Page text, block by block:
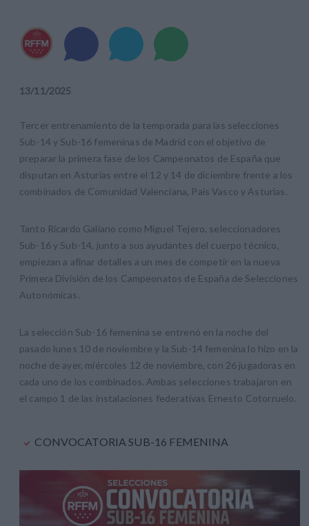
13/11/2025
Tercer entrenamiento de la temporada para las selecciones
Sub-14 y Sub-16 femeninas de Madrid con el objetivo de
preparar la primera fase de los Campeonatos de España que
disputan en Asturias entre el 12 y 14 de diciembre frente a los
combinados de Comunidad Valenciana, País Vasco y Asturias.
Tanto Ricardo Galiano como Miguel Tejero, seleccionadores
Sub-16 y Sub-14, junto a sus ayudantes del cuerpo técnico,
empiezan a afinar detalles a un mes de competir en la nueva
Primera División de los Campeonatos de España de Selecciones
Autonómicas.
La selección Sub-16 femenina se entrenó en la noche del
pasado lunes 10 de noviembre y la Sub-14 femenina lo hizo en la
noche de ayer, miércoles 12 de noviembre, con 26 jugadoras en
cada uno de los combinados. Ambas selecciones trabajaron en
el campo 1 de las instalaciones federativas Ernesto Cotorruelo.
CONVOCATORIA SUB-16 FEMENINA